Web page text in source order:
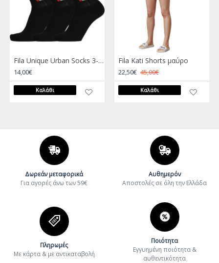
Fila Unique Urban Socks 3-Pack Μαύρο
14,00€
Καλάθι
Fila Kati Shorts μαύρο
22,50€ 45,00€
Καλάθι
Δωρεάν μεταφορικά
Για αγορές άνω των 59€
Αυθημερόν
Aποστολές σε όλη την Ελλάδα
Πληρωμές
Με κάρτα & με αντικαταβολή
Ποιότητα
Εγγυημένη ποιότητα &
αυθεντικότητα